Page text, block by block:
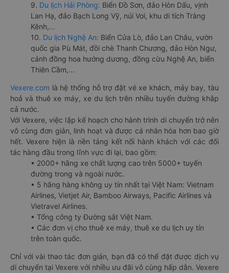
9. Du lịch Hải Phòng: Biển Đồ Sơn, đảo Hòn Dấu, vịnh
Lan Hạ, đảo Bạch Long Vỹ, núi Voi, khu di tích Tràng
Kênh,...
10. Du lịch Nghệ An: Biển Cửa Lò, đảo Lan Châu, vườn
quốc gia Pù Mát, đồi chè Thanh Chương, đảo Hòn Ngư,
cánh đồng hoa hướng dương, đồng cừu Nghệ An, biển
Thiên Cầm,...
Vexere.com là hệ thống hỗ trợ đặt vé xe khách, máy bay, tàu
hoả và thuê xe máy, xe du lịch trên nhiều tuyến đường khắp
cả nước.
Với Vexere, việc lập kế hoạch cho hành trình di chuyển trở nên
vô cùng đơn giản, linh hoạt và được cá nhân hóa hơn bao giờ
hết. Vexere hiện là nền tảng kết nối hành khách với các đối
tác hàng đầu trong lĩnh vực đi lại, bao gồm:
• 2000+ hãng xe chất lượng cao trên 5000+ tuyến
đường trong và ngoài nước.
• 5 hãng hàng không uy tín nhất tại Việt Nam: Vietnam
Airlines, Vietjet Air, Bamboo Airways, Pacific Airlines và
Vietravel Airlines.
• Tổng công ty Đường sắt Việt Nam.
• Các đơn vị cho thuê xe máy, thuê xe du lịch uy tín
trên toàn quốc.
Chỉ với vài thao tác đơn giản, bạn đã có thể đặt được dịch vụ
di chuyển tại Vexere với nhiều ưu đãi vô cùng hấp dẫn. Vexere